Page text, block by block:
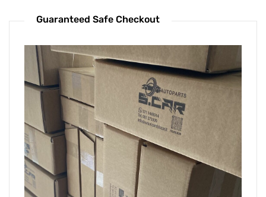
Guaranteed Safe Checkout